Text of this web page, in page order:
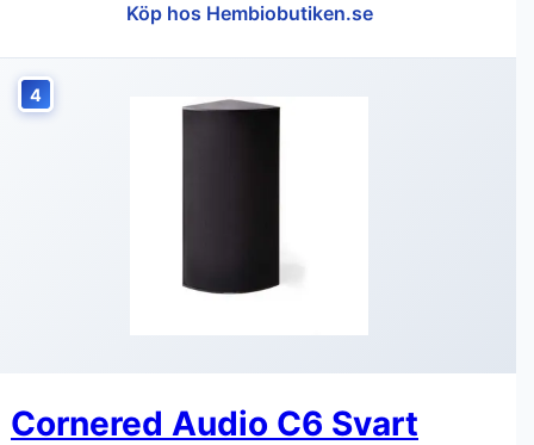
Köp hos Hembiobutiken.se
4
Cornered Audio C6 Svart